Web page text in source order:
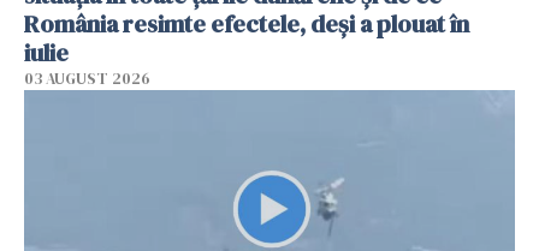
România resimte efectele, deși a plouat în
iulie
03 AUGUST 2026